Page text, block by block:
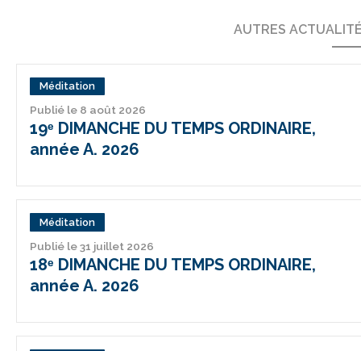
AUTRES
Méditation
Publié le 8 août 2026
19ᵉ DIMANCHE DU TEMPS ORDINAIRE,
année A. 2026
Méditation
Publié le 31 juillet 2026
18ᵉ DIMANCHE DU TEMPS ORDINAIRE,
année A. 2026